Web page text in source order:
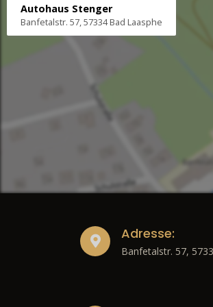
Autohaus Stenger
Banfetalstr. 57, 57334 Bad Laasphe
Adresse:
Banfetalstr. 57,